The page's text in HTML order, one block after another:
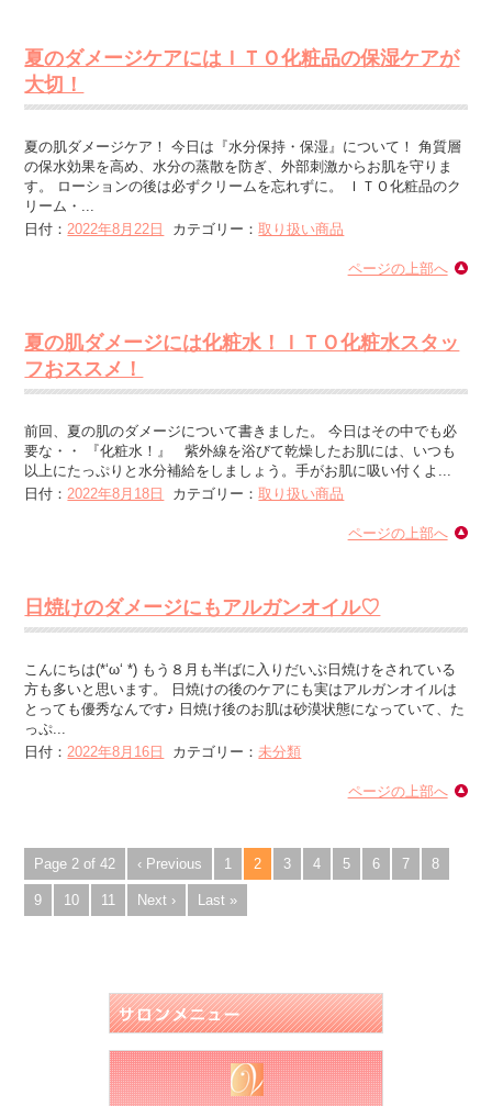
夏のダメージケアにはＩＴＯ化粧品の保湿ケアが
大切！
夏の肌ダメージケア！ 今日は『水分保持・保湿』について！ 角質層
の保水効果を高め、水分の蒸散を防ぎ、外部刺激からお肌を守りま
す。 ローションの後は必ずクリームを忘れずに。 ＩＴＯ化粧品のク
リーム・...
日付：2022年8月22日 カテゴリー：取り扱い商品
ページの上部へ
夏の肌ダメージには化粧水！ＩＴＯ化粧水スタッ
フおススメ！
前回、夏の肌のダメージについて書きました。 今日はその中でも必
要な・・ 『化粧水！』 紫外線を浴びて乾燥したお肌には、いつも
以上にたっぷりと水分補給をしましょう。手がお肌に吸い付くよ...
日付：2022年8月18日 カテゴリー：取り扱い商品
ページの上部へ
日焼けのダメージにもアルガンオイル♡
こんにちは(*‘ω‘ *) もう８月も半ばに入りだいぶ日焼けをされている
方も多いと思います。 日焼けの後のケアにも実はアルガンオイルは
とっても優秀なんです♪ 日焼け後のお肌は砂漠状態になっていて、た
っぷ...
日付：2022年8月16日 カテゴリー：未分類
ページの上部へ
Page 2 of 42 ‹ Previous 1 2 3 4 5 6 7 8
9 10 11 Next › Last »